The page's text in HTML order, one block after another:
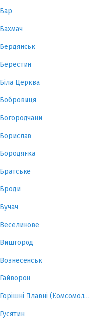
Бар
Бахмач
Бердянськ
Берестин
Біла Церква
Бобровиця
Богородчани
Борислав
Бородянка
Братське
Броди
Бучач
Веселинове
Вишгород
Вознесенськ
Гайворон
Горішні Плавні (Комсомольськ)
Гусятин